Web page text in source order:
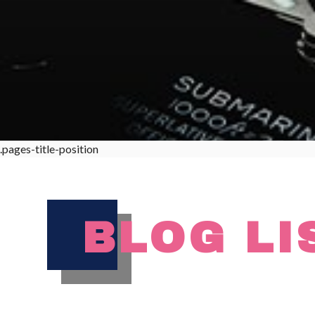
.pages-title-position
BLOG